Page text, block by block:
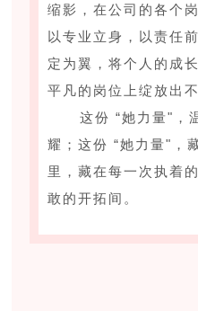
缩影，在公司的各个
以专业立身，以责任
定为翼，将个人的成
平凡的岗位上绽放出
这份 “她力量"，
耀；这份 “她力量"，
里，藏在每一次执着
敢的开拓间。